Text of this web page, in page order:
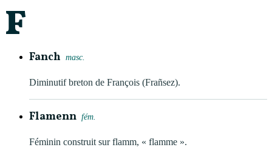
F
Fanch masc.
Diminutif breton de François (Frañsez).
Flamenn fém.
Féminin construit sur flamm, « flamme ».